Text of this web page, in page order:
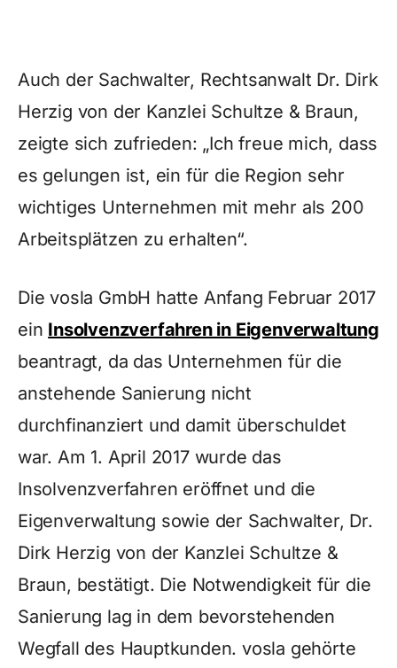
Auch der Sachwalter, Rechtsanwalt Dr. Dirk
Herzig von der Kanzlei Schultze & Braun,
zeigte sich zufrieden: „Ich freue mich, dass
es gelungen ist, ein für die Region sehr
wichtiges Unternehmen mit mehr als 200
Arbeitsplätzen zu erhalten“.
Die vosla GmbH hatte Anfang Februar 2017
ein Insolvenzverfahren in Eigenverwaltung
beantragt, da das Unternehmen für die
anstehende Sanierung nicht
durchfinanziert und damit überschuldet
war. Am 1. April 2017 wurde das
Insolvenzverfahren eröffnet und die
Eigenverwaltung sowie der Sachwalter, Dr.
Dirk Herzig von der Kanzlei Schultze &
Braun, bestätigt. Die Notwendigkeit für die
Sanierung lag in dem bevorstehenden
Wegfall des Hauptkunden. vosla gehörte